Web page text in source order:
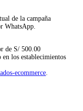
de la campaña
WhatsApp.
de S/ 500.00
los establecimientos
ecommerce.